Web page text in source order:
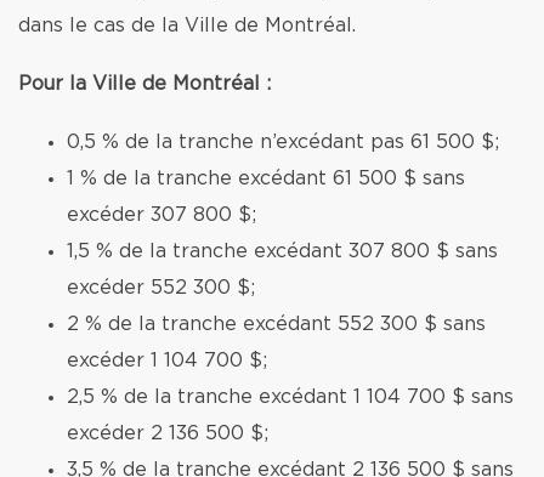
dans le cas de la Ville de Montréal.
Pour la Ville de Montréal :
0,5 % de la tranche n’excédant pas 61 500 $;
1 % de la tranche excédant 61 500 $ sans
excéder 307 800 $;
1,5 % de la tranche excédant 307 800 $ sans
excéder 552 300 $;
2 % de la tranche excédant 552 300 $ sans
excéder 1 104 700 $;
2,5 % de la tranche excédant 1 104 700 $ sans
excéder 2 136 500 $;
3,5 % de la tranche excédant 2 136 500 $ sans